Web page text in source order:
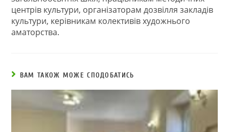
центрів культури, організаторам дозвілля закладів
культури, керівникам колективів художнього
аматорства.
ВАМ ТАКОЖ МОЖЕ СПОДОБАТИСЬ